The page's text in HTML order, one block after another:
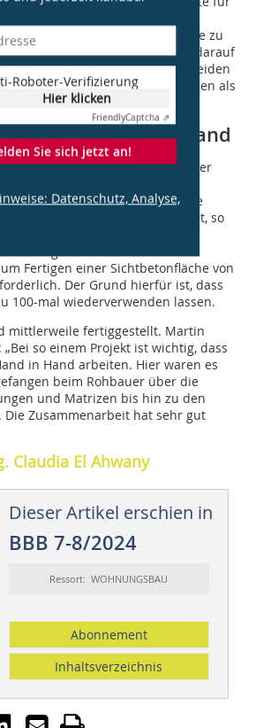
Schalungsseite. Nun war es
mit der darauf fixierten Matrize zu
das Baustellenteam genau darauf
und Türaussparungen auf beiden
waren, was sich zuweilen als
Matrize aus einer Hand
der einzige Matrizenhersteller, der
direkt ab Werk auf den eigenen
Als zusätzlicher Service
auf Holztafeln verklebt, so
auf allen Schalungssystemen
Insgesamt waren nur 65 m²
Fertigen einer Sichtbetonfläche von
Der Grund hierfür ist, dass
100-mal wiederverwenden lassen.
mittlerweile fertiggestellt. Martin
so einem Projekt ist wichtig, dass
in Hand arbeiten. Hier waren es
beim Rohbauer über die
und Matrizen bis hin zu den
Zusammenarbeit hat sehr gut
Claudia El Ahwany
Dieser Artikel erschien in
BBB 7-8/2024
Ressort: WOHNUNGSBAU
Abonnement
Inhaltsverzeichnis
Roboter-Verifizierung
Hier klicken
FriendlyCaptcha ⇗
Sie sich jetzt an!
Datenschutz, Analyse,